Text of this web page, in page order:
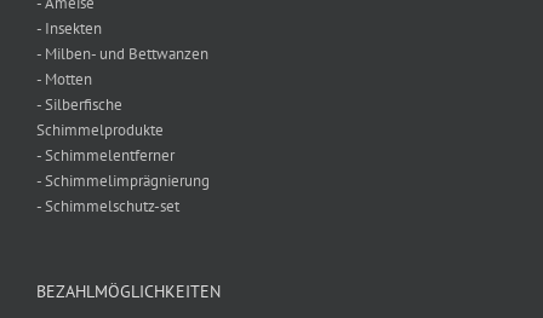
- Insekten
- Milben- und Bettwanzen
- Motten
- Silberfische
Schimmelprodukte
- Schimmelentferner
- Schimmelimprägnierung
- Schimmelschutz-set
BEZAHLMÖGLICHKEITEN